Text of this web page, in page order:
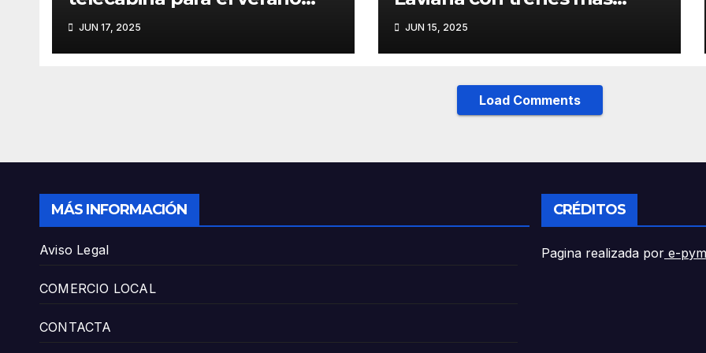
actividades
JUN 17, 2025
recuperar viajeros
JUN 15, 2025
Load Comments
MÁS INFORMACIÓN
Aviso Legal
COMERCIO LOCAL
CONTACTA
CRÉDITOS
Pagina realizada por e-